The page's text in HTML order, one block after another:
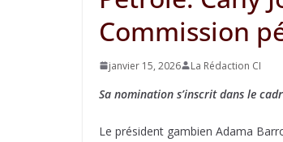
Commission
janvier 15, 2026 La Rédaction CI
Sa nomination s’inscrit dans le
Le président gambien Adama